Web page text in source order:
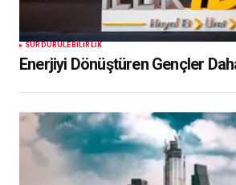
SÜRDÜRÜLEBILIRLIK
Enerjiyi Dönüştüren Gençler